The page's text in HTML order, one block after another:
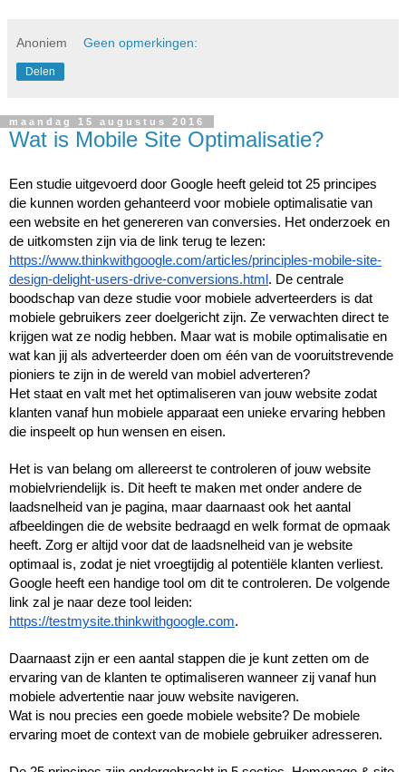
Anoniem Geen opmerkingen:
Delen
maandag 15 augustus 2016
Wat is Mobile Site Optimalisatie?
Een studie uitgevoerd door Google heeft geleid tot 25 principes
die kunnen worden gehanteerd voor mobiele optimalisatie van
een website en het genereren van conversies. Het onderzoek en
https://www.thinkwithgoogle.com/articles/principles-mobile-site-
design-delight-users-drive-conversions.html . De centrale
boodschap van deze studie voor mobiele adverteerders is dat
mobiele gebruikers zeer doelgericht zijn. Ze verwachten direct te
krijgen wat ze nodig hebben. Maar wat is mobile optimalisatie en
wat kan jij als adverteerder doen om één van de vooruitstrevende
pioniers te zijn in de wereld van mobiel adverteren?
Het staat en valt met het optimaliseren van jouw website zodat
klanten vanaf hun mobiele apparaat een unieke ervaring hebben
die inspeelt op hun wensen en eisen.
Het is van belang om allereerst te controleren of jouw website
mobielvriendelijk is. Dit heeft te maken met onder andere de
laadsnelheid van je pagina, maar daarnaast ook het aantal
afbeeldingen die de website bedraagd en welk format de opmaak
heeft. Zorg er altijd voor dat de laadsnelheid van je website
optimaal is, zodat je niet vroegtijdig al potentiële klanten verliest.
Google heeft een handige tool om dit te controleren. De volgende
https://testmysite.thinkwithgoogle.com.
Daarnaast zijn er een aantal stappen die je kunt zetten om de
ervaring van de klanten te optimaliseren wanneer zij vanaf hun
mobiele advertentie naar jouw website navigeren.
Wat is nou precies een goede mobiele website? De mobiele
ervaring moet de context van de mobiele gebruiker adresseren.